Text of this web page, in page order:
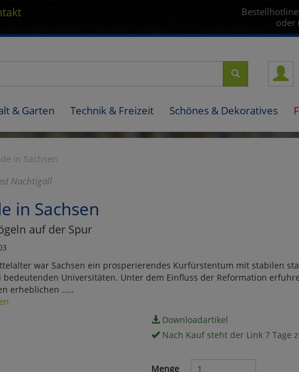
oder
& Garten Technik & Freizeit Schönes & Dekoratives
in Sachsen
Nachtigall
in Sachsen
auf der Spur
war Sachsen ein prosperierendes Kurfürstentum mit stabilen
Universitäten. Unter dem Einfluss der Reformation
erheblichen .....
Downloadartikel
Nach Kauf steht der Link 7 Tage
Menge